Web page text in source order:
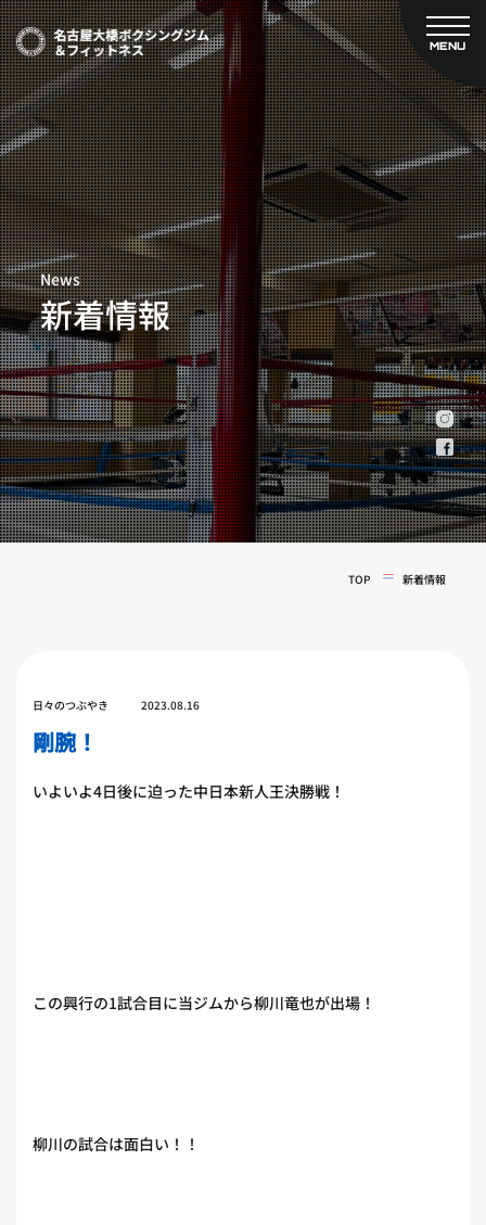
MENU
CLOSE
TOP
新着情報
ご予約
プライベートコース予約
レンタルスタジオ予約
名古屋大橋ボクシングジムについて
大橋弘政プロフィール
スタッフ紹介
料金案内
設備紹介
アクセス
営業時間
トレーナー募集
スポンサー募集
大会チケット購入
キャンペーン
実戦コース
料金システム
フィットネスコース
News
新着情報
TOP 新着情報
日々のつぶやき 2023.08.16
剛腕！
いよいよ4日後に迫った中日本新人王決勝戦！
この興行の1試合目に当ジムから柳川竜也が出場！
柳川の試合は面白い！！